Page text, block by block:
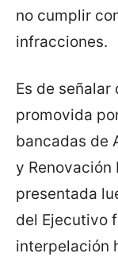
no cumplir
infracciones.
Es de
promovida
bancadas de
y Renovación
presentada
del Ejecutivo
interpelación